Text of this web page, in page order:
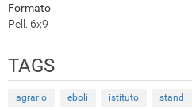
Formato
Pell. 6x9
TAGS
agrario eboli istituto stand